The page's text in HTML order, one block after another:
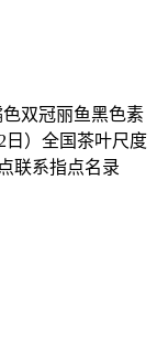
双冠丽鱼黑色素
日）全国茶叶尺度
联系指点名录